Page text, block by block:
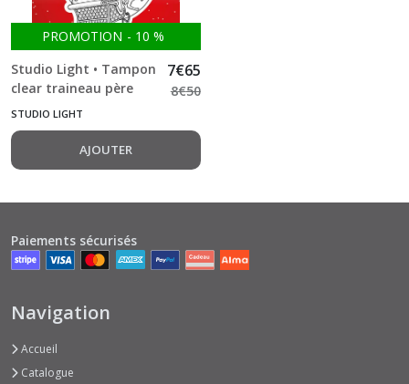
PROMOTION - 10 %
Studio Light • Tampon
clear traineau père
noël
7€65
8€50
STUDIO LIGHT
AJOUTER
Paiements sécurisés
Navigation
Accueil
Catalogue